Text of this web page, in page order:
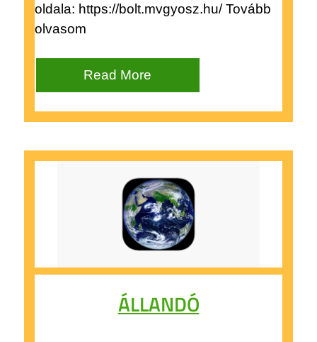
oldala: https://bolt.mvgyosz.hu/ Tovább
olvasom
Read More
ÁLLANDÓ